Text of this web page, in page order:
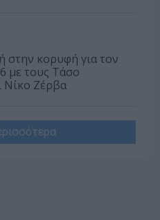
στην κορυφή για τον
με τους Τάσο
Νίκο Ζέρβα